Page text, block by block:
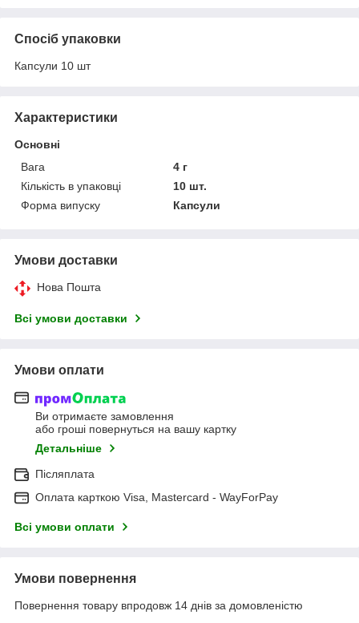
Спосіб упаковки
Капсули 10 шт
Характеристики
Основні
Вага
4 г
Кількість в упаковці
10 шт.
Форма випуску
Капсули
Умови доставки
Нова Пошта
Всі умови доставки
Умови оплати
Ви отримаєте замовлення
або гроші повернуться на вашу картку
Детальніше
Післяплата
Оплата карткою Visa, Mastercard - WayForPay
Всі умови оплати
Умови повернення
Повернення товару впродовж 14 днів за домовленістю